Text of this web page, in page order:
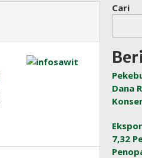
Cari
Dana
7,32